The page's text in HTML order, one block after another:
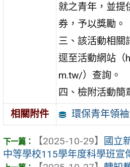
就之青年，並提
券，予以獎勵。
三、該活動相關
逕至活動網站（
m.tw/）查詢。
四、檢附活動簡
相關附件
環保青年領
【2025-10-29】
國立
中等學校115學年度科學班宣